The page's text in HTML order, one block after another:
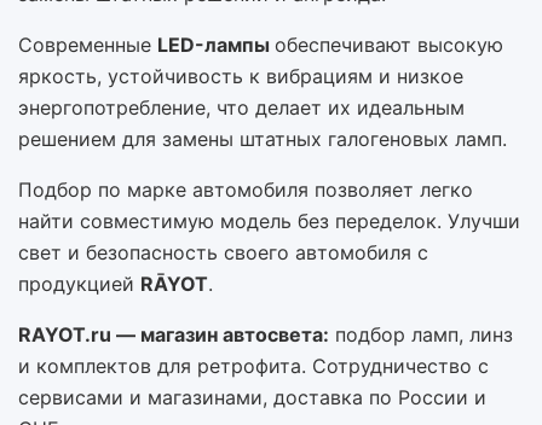
Современные LED-лампы обеспечивают высокую
яркость, устойчивость к вибрациям и низкое
энергопотребление, что делает их идеальным
решением для замены штатных галогеновых ламп.
Подбор по марке автомобиля позволяет легко
найти совместимую модель без переделок. Улучши
свет и безопасность своего автомобиля с
продукцией RĀYOT.
RAYOT.ru — магазин автосвета: подбор ламп, линз
и комплектов для ретрофита. Сотрудничество с
сервисами и магазинами, доставка по России и